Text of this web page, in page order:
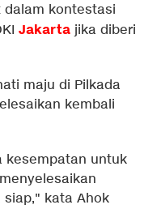
kontestasi
Jakarta jika diberi
maju di Pilkada
kembali
kesempatan untuk
kata Ahok